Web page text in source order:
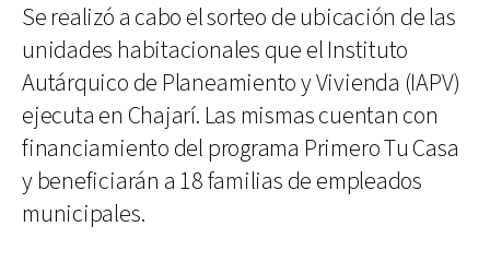
Se realizó a cabo el sorteo de ubicación de las
unidades habitacionales que el Instituto
Autárquico de Planeamiento y Vivienda (IAPV)
ejecuta en Chajarí. Las mismas cuentan con
financiamiento del programa Primero Tu Casa
y beneficiarán a 18 familias de empleados
municipales.